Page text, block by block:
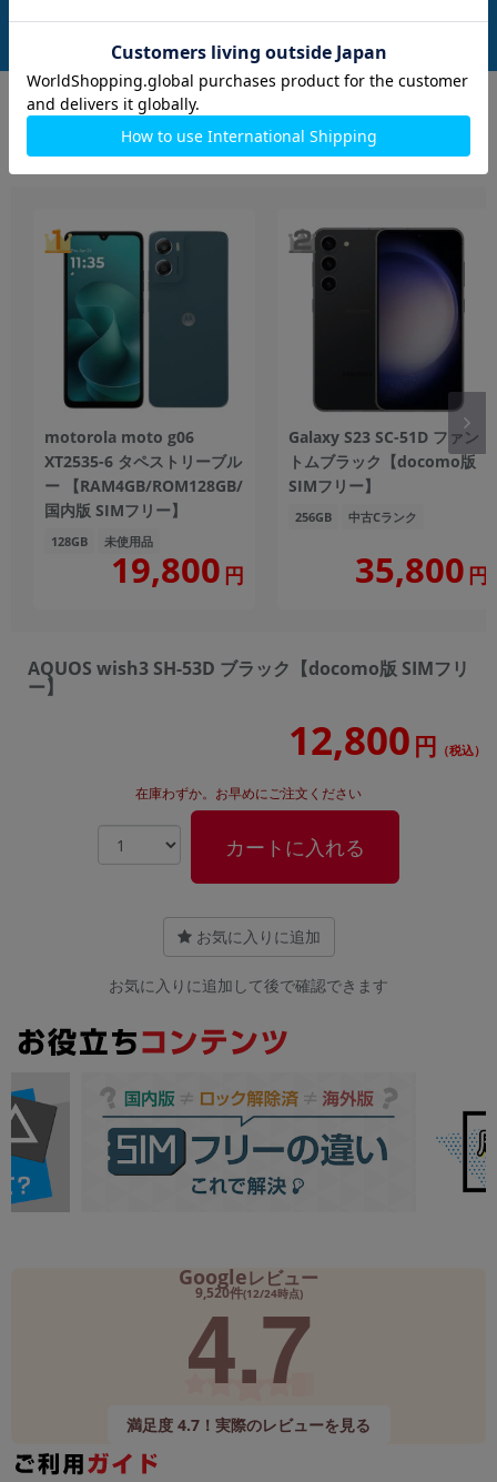
11,800
Androidスマホ もっと見る
motorola moto g06
XT2535-6 タペストリーブル
ー 【RAM4GB/ROM128GB/
国内版 SIMフリー】
128GB 未使用品
19,800 円
Galaxy S23 SC-51D ファン
トムブラック【docomo版
SIMフリー】
256GB 中古Cランク
35,800 円
AQUOS wish3 SH-53D ブラック【docomo版 SIMフリ
ー】
12,800 円 （税込）
在庫わずか。お早めにご注文ください
カートに入れる
お気に入りに追加
お気に入りに追加して後で確認できます
Googleレビュー
9,520件(12/24時点)
4.7
満足度 4.7！実際のレビューを見る